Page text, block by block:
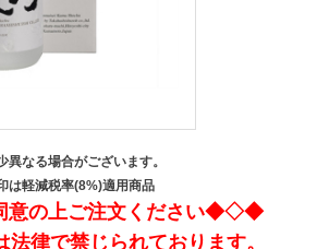
なる場合がございます。
軽減税率(8%)適用商品
の上ご注文ください◆◇◆
律で禁じられております。